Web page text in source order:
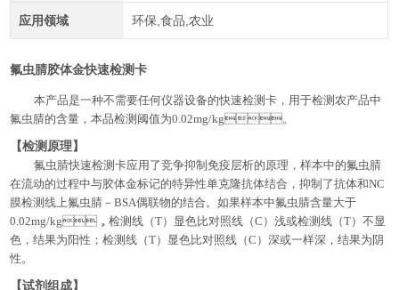
应用领域 环保,食品,农业
氟虫腈胶体金快速检测卡
本产品是一种不需要任何仪器设备的快速检测卡，用于检测农产品中
氟虫腈的含量，本品检测阈值为0.02mg/kg。
【检测原理】
氟虫腈快速检测卡应用了竞争抑制免疫层析的原理，样本中的氟虫腈
在流动的过程中与胶体金标记的特异性单克隆抗体结合，抑制了抗体和NC
膜检测线上氟虫腈－BSA偶联物的结合。如果样本中氟虫腈含量大于
0.02mg/kg，检测线（T）显色比对照线（C）浅或检测线（T）不显
色，结果为阳性；检测线（T）显色比对照线（C）深或一样深，结果为阴
性。
【试剂组成】